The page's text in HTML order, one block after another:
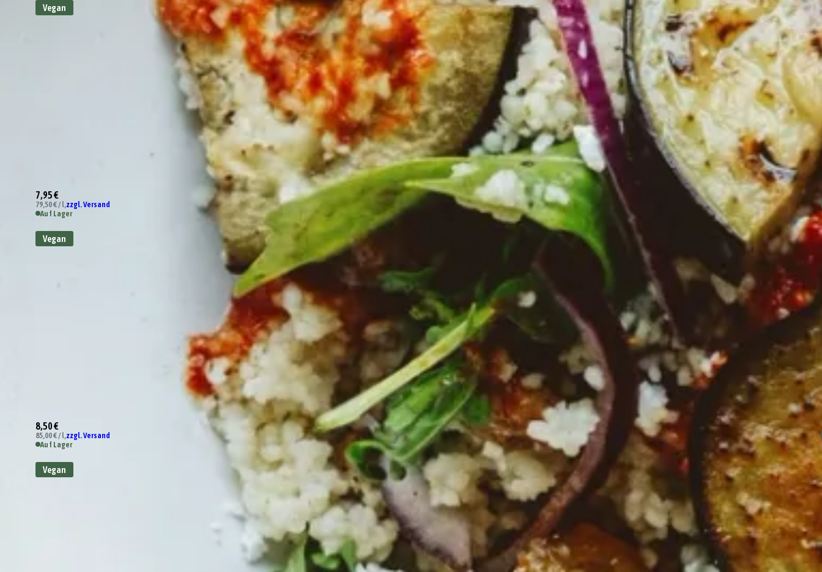
Vegan
Essigspezialität Pfirsich Aprikose
7,95 €
79,50 € / l,zzgl. Versand
Auf Lager
Vegan
Essig-Spezialität Granatapfel
8,50 €
85,00 € / l,zzgl. Versand
Auf Lager
Vegan